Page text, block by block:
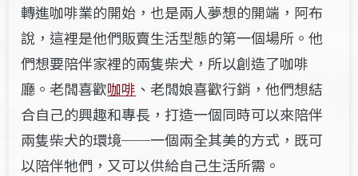
轉進咖啡業的開始，也是兩人夢想的開端，阿布
說，這裡是他們販賣生活型態的第一個場所。他
們想要陪伴家裡的兩隻柴犬，所以創造了咖啡
廳。老闆喜歡咖啡 、老闆娘喜歡行銷，他們想結
合自己的興趣和專長，打造一個同時可以來陪伴
兩隻柴犬的環境──一個兩全其美的方式，既可
以陪伴牠們，又可以供給自己生活所需。